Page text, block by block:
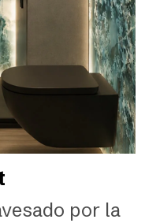
por la